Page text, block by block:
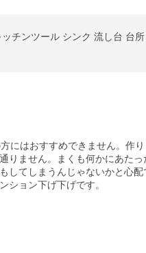
チンツール シンク 流し台 台
にはおすすめできません。作
りません。まくも何かにあた
してしまうんじゃないかと心
ション下げ下げです。